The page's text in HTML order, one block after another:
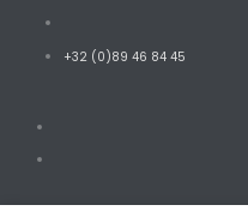
+32 (0)89 46 84 45